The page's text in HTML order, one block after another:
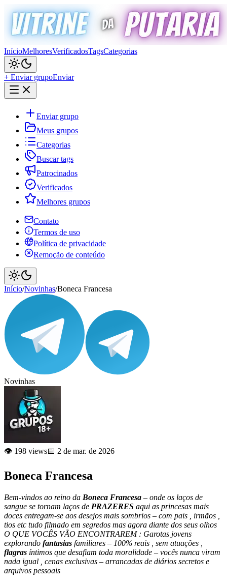
InícioMelhoresVerificadosTagsCategorias
+ Enviar grupoEnviar
Enviar grupo
Meus grupos
Categorias
Buscar tags
Patrocinados
Verificados
Melhores grupos
Contato
Termos de uso
Política de privacidade
Remoção de conteúdo
Início/Novinhas/Boneca Francesa
Novinhas
👁️ 198 views📅 2 de mar. de 2026
Boneca Francesa
Bem-vindos ao reino da Boneca Francesa – onde os laços de
sangue se tornam laços de PRAZERES aqui as princesas mais
doces entregam-se aos desejos mais sombrios – com pais , irmãos ,
tios etc tudo filmado em segredos mas agora diante dos seus olhos
O QUE VOCÊS VÃO ENCONTRAREM : Garotas jovens
explorando fantasias familiares – 100% reais , sem atuações ,
flagras íntimos que desafiam toda moralidade – vocês nunca viram
nada igual , cenas exclusivas – arrancadas de diários secretos e
arquivos pessoais